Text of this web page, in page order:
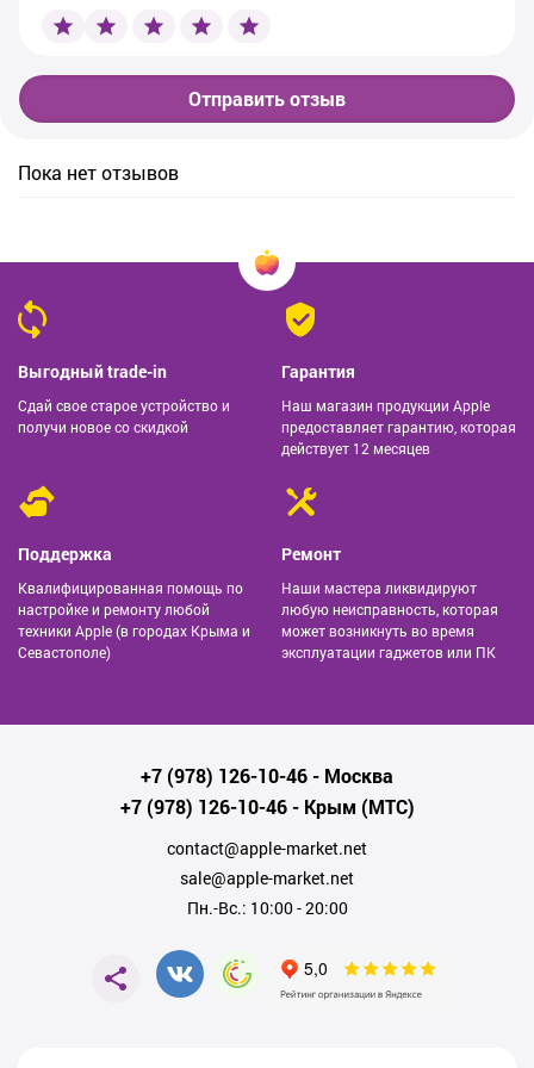
Отправить отзыв
Пока нет отзывов
Выгодный trade-in
Сдай свое старое устройство и
получи новое со скидкой
Гарантия
Наш магазин продукции Apple
предоставляет гарантию, которая
действует 12 месяцев
Поддержка
Квалифицированная помощь по
настройке и ремонту любой
техники Apple (в городах Крыма и
Севастополе)
Ремонт
Наши мастера ликвидируют
любую неисправность, которая
может возникнуть во время
эксплуатации гаджетов или ПК
+7 (978) 126-10-46- Москва
+7 (978) 126-10-46- Крым (МТС)
contact@apple-market.net
sale@apple-market.net
Пн.-Вс.: 10:00 - 20:00